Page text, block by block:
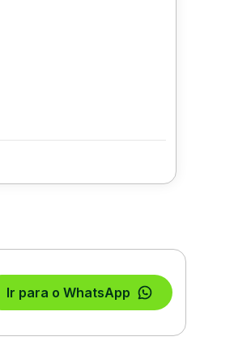
Ir para o WhatsApp